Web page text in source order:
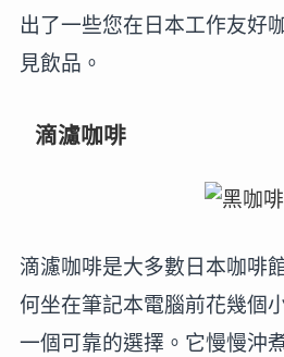
出了一些您在日本工作友好
見飲品。
滴濾咖啡
滴濾咖啡是大多數日本咖啡
何坐在筆記本電腦前花幾個
一個可靠的選擇。它慢慢沖